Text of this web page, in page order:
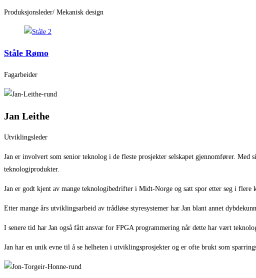
Produksjonsleder/ Mekanisk design
Ståle Rømo
Fagarbeider
Jan Leithe
Utviklingsleder
Jan er involvert som senior teknolog i de fleste prosjekter selskapet gjennomfører. Med
teknologiprodukter.
Jan er godt kjent av mange teknologibedrifter i Midt-Norge og satt spor etter seg i flere
Etter mange års utviklingsarbeid av trådløse styresystemer har Jan blant annet
I senere tid har Jan også fått ansvar for FPGA programmering når dette har vært
Jan har en unik evne til å se helheten i utviklingsprosjekter og er ofte brukt som